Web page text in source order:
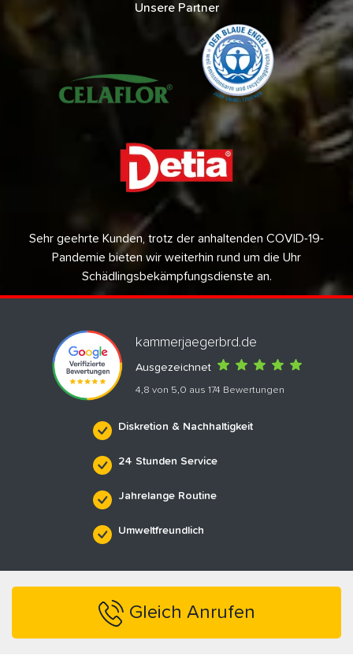
Unsere Partner
Sehr geehrte Kunden, trotz der anhaltenden COVID-19-
Pandemie bieten wir weiterhin rund um die Uhr
Schädlingsbekämpfungsdienste an.
kammerjaegerbrd.de
Ausgezeichnet
4,8 von 5,0 aus 174 Bewertungen
Diskretion & Nachhaltigkeit
24 Stunden Service
Jahrelange Routine
Umweltfreundlich
Gleich Anrufen